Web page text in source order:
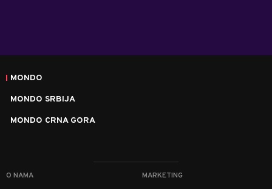
MONDO
MONDO SRBIJA
MONDO CRNA GORA
O NAMA MARKETING